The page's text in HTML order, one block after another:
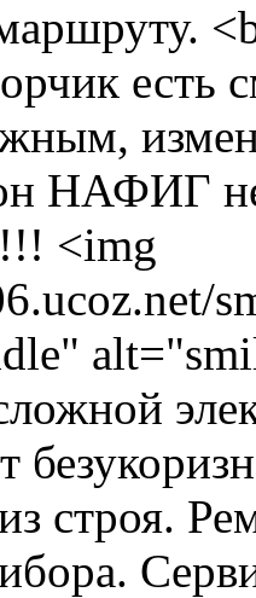
есть
НАФИГ
<img
строя.